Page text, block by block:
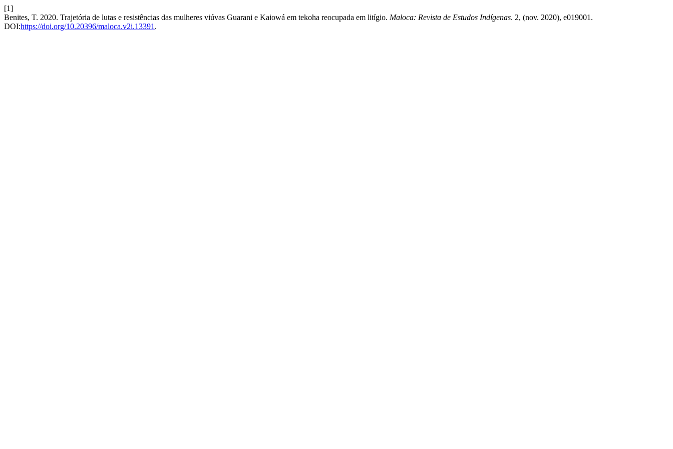
[1]
Benites, T. 2020. Trajetória de lutas e resistências das mulheres viúvas Guarani e Kaiowá em tekoha reocupada em litígio. Maloca: Revista de Estudos Indígenas. 2, (nov. 2020), e019001.
DOI:https://doi.org/10.20396/maloca.v2i.13391 .